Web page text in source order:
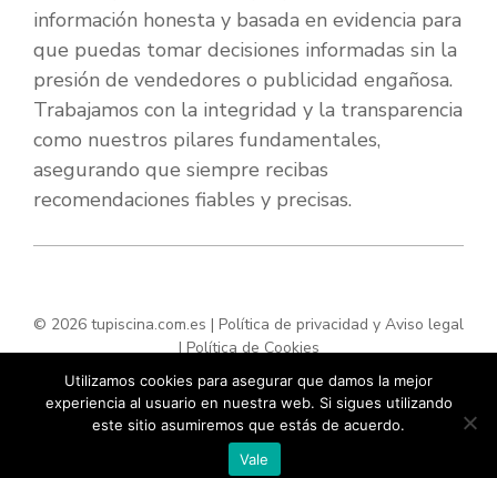
información honesta y basada en evidencia para
que puedas tomar decisiones informadas sin la
presión de vendedores o publicidad engañosa.
Trabajamos con la integridad y la transparencia
como nuestros pilares fundamentales,
asegurando que siempre recibas
recomendaciones fiables y precisas.
© 2026 tupiscina.com.es | Política de privacidad y Aviso legal
|Política de Cookies
Utilizamos cookies para asegurar que damos la mejor
experiencia al usuario en nuestra web. Si sigues utilizando
este sitio asumiremos que estás de acuerdo.
Vale